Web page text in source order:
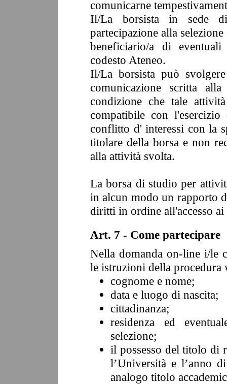
comunicarne
Il/La borsista in sede di
partecipazione alla
beneficiario/a di
codesto Ateneo.
Il/La borsista può
comunicazione scritta
condizione che tale
compatibile con
conflitto d' interessi con la
titolare della borsa e non
alla attività svolta.
La borsa di studio per
in alcun modo un rapporto
diritti in ordine all'accesso
Art. 7 - Come partecipare
Nella domanda on-line i/le
le istruzioni della procedura
cognome e nome;
data e luogo di nascita;
cittadinanza;
residenza ed
selezione;
il possesso del titolo di
l’Università e l’anno
analogo titolo